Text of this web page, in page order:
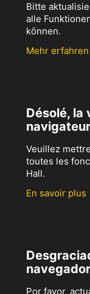
Bitte
alle
können.
Mehr erfahren
Désolé, la
Veuillez
toutes les
Hall.
En savoir plus
Por favor,